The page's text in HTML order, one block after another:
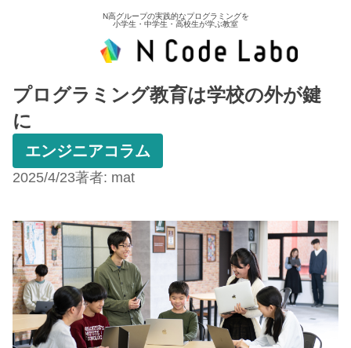
N高グループの実践的なプログラミングを
小学生・中学生・高校生が学ぶ教室
プログラミング教育は学校の外が鍵
に
エンジニアコラム
2025/4/23著者: mat